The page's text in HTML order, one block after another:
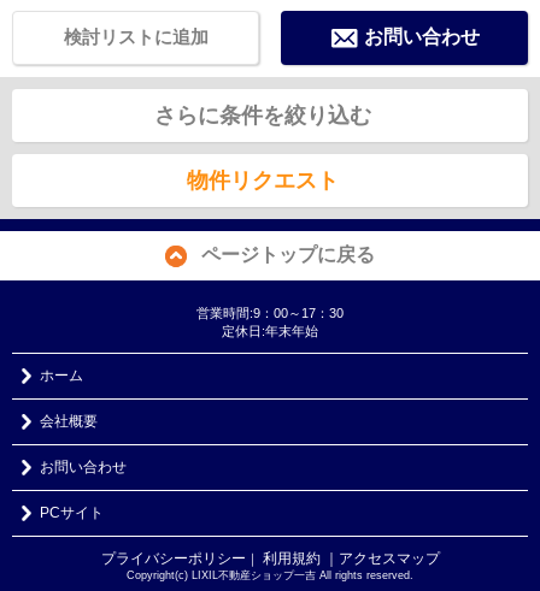
お問い合わせ
検討リストに追加
さらに条件を絞り込む
物件リクエスト
ページトップに戻る
営業時間:9：00～17：30
定休日:年末年始
ホーム
会社概要
お問い合わせ
PCサイト
プライバシーポリシー ｜ 利用規約 ｜アクセスマップ
Copyright(c) LIXIL不動産ショップ一吉 All rights reserved.